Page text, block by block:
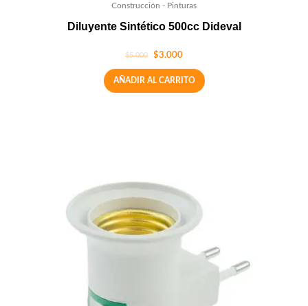
Construcción - Pinturas
Diluyente Sintético 500cc Dideval
$5.000 $3.000
AÑADIR AL CARRITO